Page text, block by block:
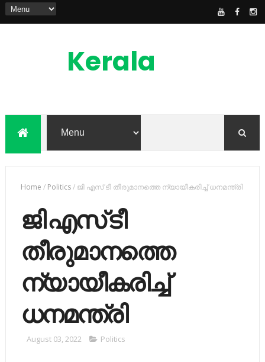
Kerala
Feed
Home / Politics/ ജി എസ് ടീ തീരുമാനത്തെ ന്യായീകരിച്ച് ധനമന്ത്രി
ജി എസ് ടീ
തീരുമാനത്തെ
ന്യായീകരിച്ച്
ധനമന്ത്രി
August 03, 2022 Politics